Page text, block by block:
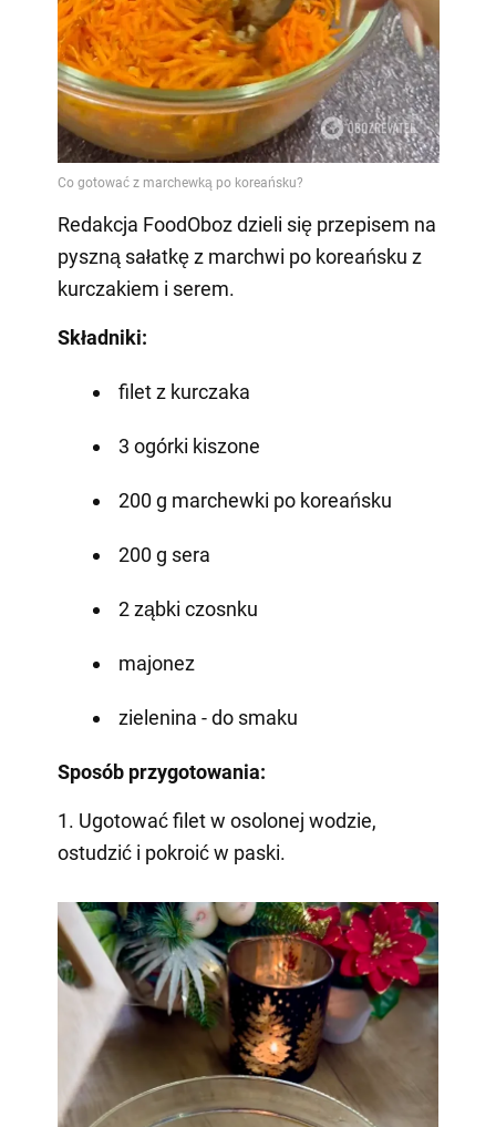
Redakcja FoodOboz dzieli się przepisem na
pyszną sałatkę z marchwi po koreańsku z
kurczakiem i serem.
Składniki:
filet z kurczaka
3 ogórki kiszone
200 g marchewki po koreańsku
200 g sera
2 ząbki czosnku
majonez
zielenina - do smaku
Sposób przygotowania:
1. Ugotować filet w osolonej wodzie,
ostudzić i pokroić w paski.